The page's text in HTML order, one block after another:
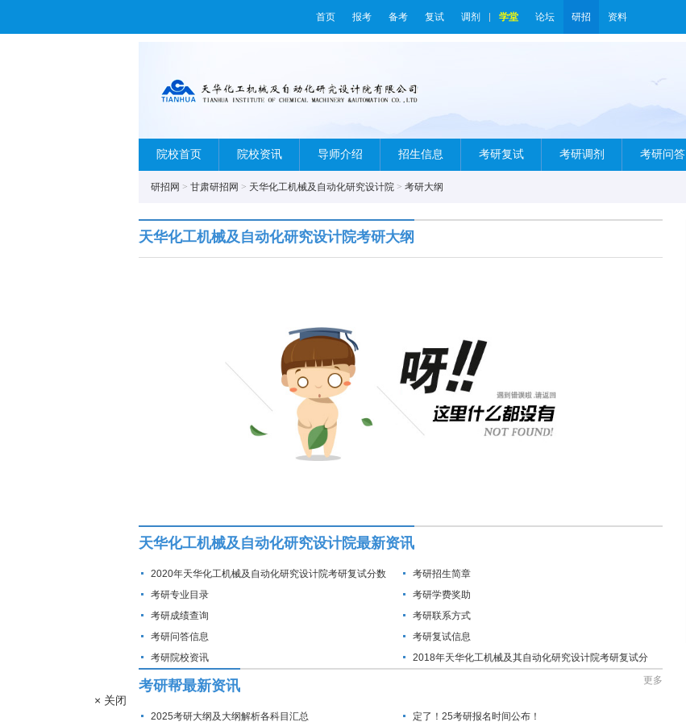
首页 报考 备考 复试 调剂 学堂 论坛 研招 资料
院校首页 院校资讯 导师介绍 招生信息 考研复试 考研调剂 考研问答
研招网 > 甘肃研招网 > 天华化工机械及自动化研究设计院 > 考研大纲
天华化工机械及自动化研究设计院考研大纲
天华化工机械及自动化研究设计院最新资讯
2020年天华化工机械及自动化研究设计院考研复试分数
线
考研招生简章
考研专业目录
考研学费奖助
考研成绩查询
考研联系方式
考研问答信息
考研复试信息
考研院校资讯
2018年天华化工机械及其自动化研究设计院考研复试分
考研帮最新资讯 更多
2025考研大纲及大纲解析各科目汇总 定了！25考研报名时间公布！
× 关闭